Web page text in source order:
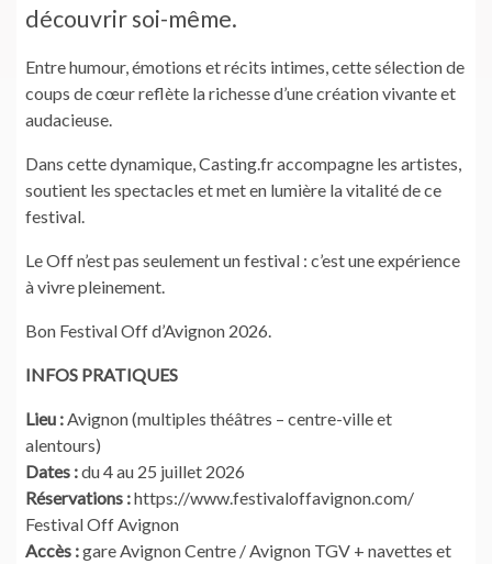
découvrir soi-même.
Entre humour, émotions et récits intimes, cette sélection de
coups de cœur reflète la richesse d’une création vivante et
audacieuse.
Dans cette dynamique, Casting.fr accompagne les artistes,
soutient les spectacles et met en lumière la vitalité de ce
festival.
Le Off n’est pas seulement un festival : c’est une expérience
à vivre pleinement.
Bon Festival Off d’Avignon 2026.
INFOS PRATIQUES
Lieu :Avignon (multiples théâtres – centre-ville et
alentours)
Dates :du 4 au 25 juillet 2026
Réservations :https://www.festivaloffavignon.com/
Festival Off Avignon
Accès :gare Avignon Centre / Avignon TGV + navettes et